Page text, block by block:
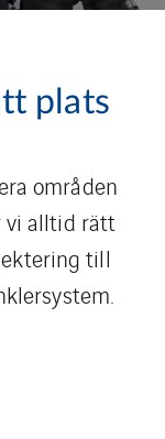
plats
områden
vi alltid rätt
till